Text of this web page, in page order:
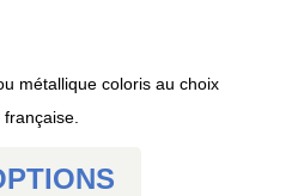
métallique coloris au choix